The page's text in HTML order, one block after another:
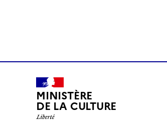
MINISTÈRE
DE LA CULTURE